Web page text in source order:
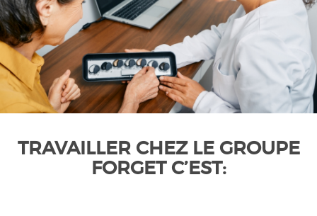
TRAVAILLER CHEZ LE GROUPE
FORGET C’EST: